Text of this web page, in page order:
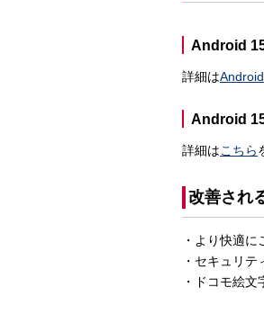
Android
詳細は
Android
詳細はこちら
改善され
・より快適
・セキュリ
・ドコモ絵